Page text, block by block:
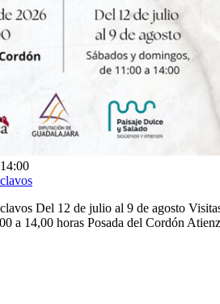
Del 12 de julio al 9 de agosto
a 14,00 horas Posada del Cordón